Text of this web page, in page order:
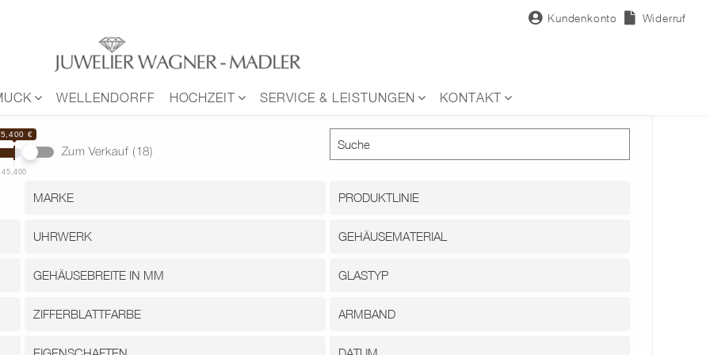
Kundenkonto Widerruf
WELLENDORFF HOCHZEIT SERVICE & LEISTUNGEN KONTAKT
€
45,400
Zum Verkauf (18)